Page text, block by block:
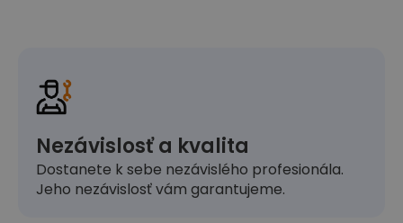
Nezávislosť a kvalita
Dostanete k sebe nezávislého profesionála.
Jeho nezávislosť vám garantujeme.